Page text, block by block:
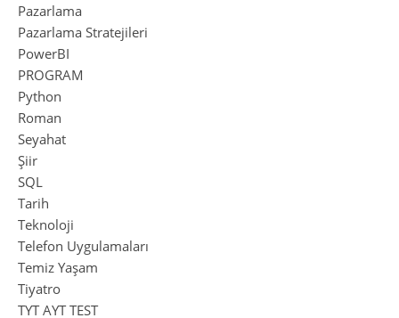
Pazarlama
Pazarlama Stratejileri
PowerBI
PROGRAM
Python
Roman
Seyahat
Şiir
SQL
Tarih
Teknoloji
Telefon Uygulamaları
Temiz Yaşam
Tiyatro
TYT AYT TEST